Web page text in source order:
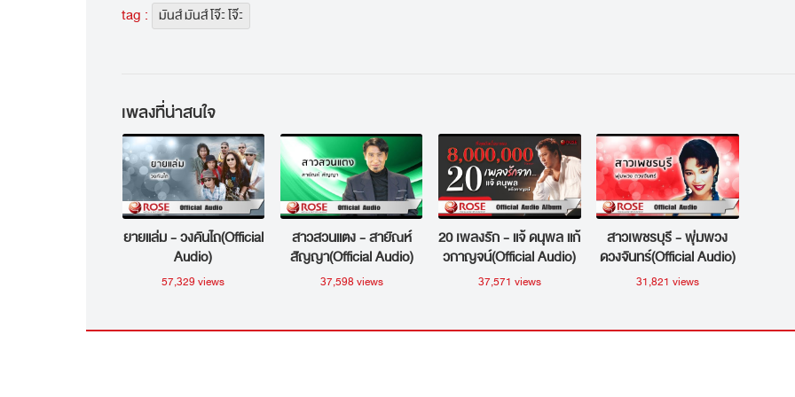
tag : มันส์ มันส์ โจ๊ะ โจ๊ะ
เพลงที่น่าสนใจ
ยายแล่ม - วงคันไถ(Official
Audio)
57,329 views
สาวสวนแตง - สายัณห์
สัญญา(Official Audio)
37,598 views
20 เพลงรัก - แจ้ ดนุพล แก้
วกาญจน์(Official Audio)
37,571 views
สาวเพชรบุรี - พุ่มพวง
ดวงจันทร์(Official Audio)
31,821 views